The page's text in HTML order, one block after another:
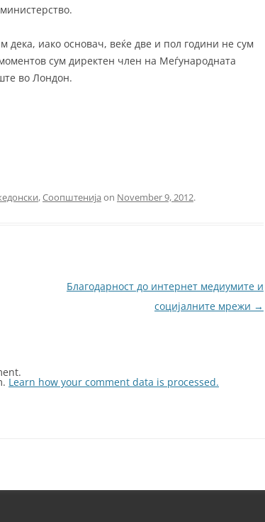
дека, иако основач, веќе две и пол години не сум
сум директен член на Меѓународната
во Лондон.
,Соопштенија on November 9, 2012.
Благодарност до интернет медиумите и
социјалните мрежи →
Learn how your comment data is processed.